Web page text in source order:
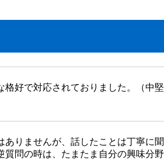
好で対応されておりました。（中堅
りませんが、話したことは丁寧に聞
質問の時は、たまたま自分の興味分野